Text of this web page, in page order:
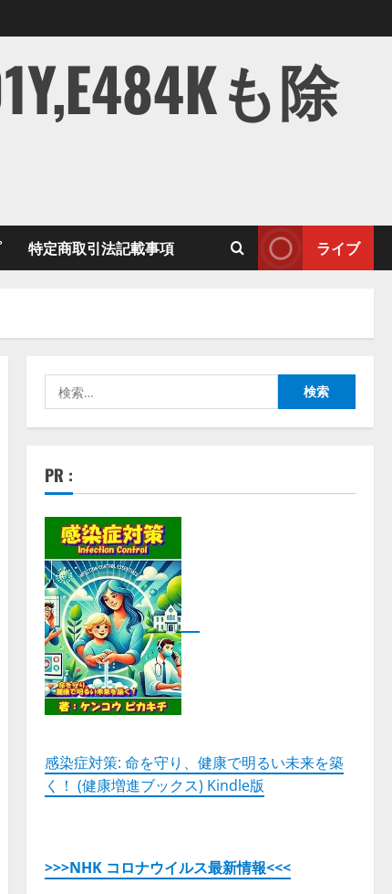
も除
特定商取引法記載事項 ライブ
索:
PR :
感染症対策: 命を守り、健康で明るい未来を築
く！ (健康増進ブックス) Kindle版
>>>NHK コロナウイルス最新情報<<<